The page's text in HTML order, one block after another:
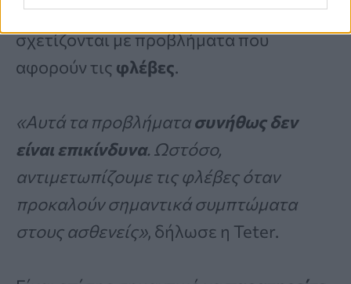
ανυψώνονται. Αυτά μπορεί να
σχετίζονται με προβλήματα που
αφορούν τις φλέβες.
«Αυτά τα προβλήματασυνήθως δεν
είναι επικίνδυνα. Ωστόσο,
αντιμετωπίζουμε τις φλέβες όταν
προκαλούν σημαντικά συμπτώματα
στους ασθενείς», δήλωσε η Teter.